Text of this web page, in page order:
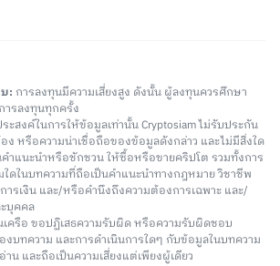
: การลงทุนมีความเสี่ยงสูง ดังนั้น ผู้ลงทุนควรศึกษา
ารลงทุนทุกครั้ง
สงค์ในการให้ข้อมูลเท่านั้น Cryptosiam ไม่รับประกัน
หรือความน่าเชื่อถือของข้อมูลดังกล่าว และไม่มีสิ่งใด
ำแนะนำหรือชักชวน ให้ซื้อหรือขายคริปโต รวมทั้งการ
ใดในบทความที่ถือเป็นคำแนะนำทางกฎหมาย วิชาชีพ
รเงิน และ/หรือคำนึงถึงความต้องการเฉพาะ และ/
บุคคล
เครือ ขอปฏิเสธความรับผิด หรือความรับผิดชอบ
บทความ และการดำเนินการใดๆ กับข้อมูลในบทความ
น และถือเป็นความเสี่ยงแต่เพียงผู้เดียว